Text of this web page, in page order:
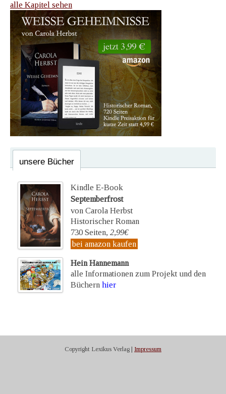
alle Kapitel sehen
unsere Bücher
Kindle E-Book
Septemberfrost
von Carola Herbst
Historischer Roman
730 Seiten, 2,99€
bei amazon kaufen
Hein Hannemann
alle Informationen zum Projekt und den
Büchern hier
Copyright Lexikus Verlag | Impressum